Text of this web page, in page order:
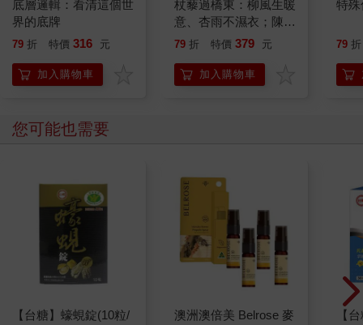
底層邏輯：看清這個世
界的底牌
79 折 特價 316 元
加入購物車
杖藜過橋東：柳風生暖
意、杏雨不濕衣；陳亮
恭談以心轉境的適齡漫
79 折 特價 379 元
加入購物車
特
79 折
您可能也需要
【台糖】蠔蜆錠(10粒/
澳洲澳倍美 Belrose 麥
【